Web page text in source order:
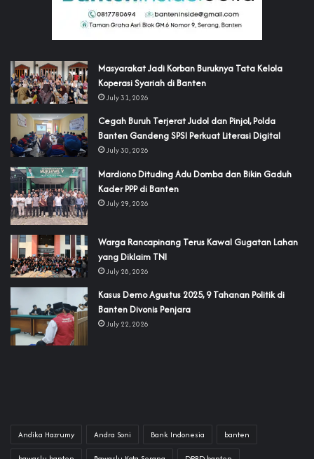
‎Masyarakat Jadi Korban Buruknya Tata Kelola
Koperasi Syariah di Banten
July 31, 2026
Cegah Buruh Terjerat Judol dan Pinjol, Polda
Banten Gandeng SPSI Perkuat Literasi Digital
July 30, 2026
‎Mardiono Dituding Adu Domba dan Bikin Gaduh
Kader PPP di Banten
July 29, 2026
‎Warga Rancapinang Terus Kawal Gugatan Lahan
yang Diklaim TNI‎‎
July 28, 2026
‎Kasus Demo Agustus 2025, 9 Tahanan Politik di
Banten Divonis Penjara
July 22, 2026
Andika Hazrumy Andra Soni Bank Indonesia banten